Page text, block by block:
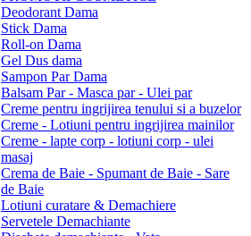
Deodorant Dama
Stick Dama
Roll-on Dama
Gel Dus dama
Sampon Par Dama
Balsam Par - Masca par - Ulei par
Creme pentru ingrijirea tenului si a buzelor
Creme - Lotiuni pentru ingrijirea mainilor
Creme - lapte corp - lotiuni corp - ulei
masaj
Crema de Baie - Spumant de Baie - Sare
de Baie
Lotiuni curatare & Demachiere
Servetele Demachiante